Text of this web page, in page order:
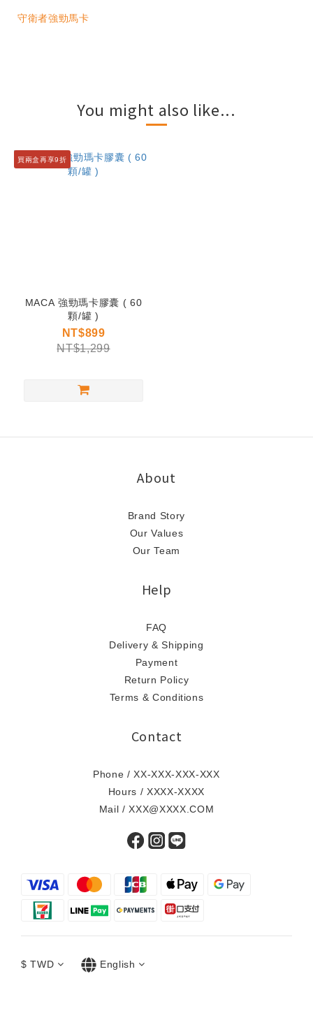
守衛者強勁馬卡
You might also like...
買兩盒再享9折
MACA 強勁瑪卡膠囊 ( 60
顆/罐 )
NT$899
NT$1,299
About
Brand Story
Our Values
Our Team
Help
FAQ
Delivery & Shipping
Payment
Return Policy
Terms & Conditions
Contact
Phone / XX-XXX-XXX-XXX
Hours / XXXX-XXXX
Mail / XXX@XXXX.COM
$ TWD English